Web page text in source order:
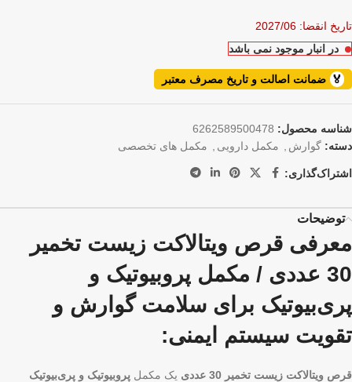
تاریخ انقضا: 2027/06
در انبار موجود نمی باشد
🏅 ضمانت اصالت و تاریخ مصرف معتبر
شناسه محصول: 6262589500478
دسته: گوارش مکمل دارویی مکمل های تخصصی
اشتراک‌گذاری:
توضیحات
معرفی قرص ویتالاکت زیست تخمیر
30 عددی / مکمل پروبیوتیک و
پری‌بیوتیک برای سلامت گوارش و
تقویت سیستم ایمنی:
قرص ویتالاکت زیست تخمیر 30 عددی یک مکمل پروبیوتیک و پری‌بیوتیک